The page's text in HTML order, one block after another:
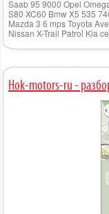
Saab 95 9000 Opel
S80 XC60 Bmw X5 535
Mazda 3 6 mps Toyota
Nissan X-Trail Patrol Kia
Hok-motors-ru -